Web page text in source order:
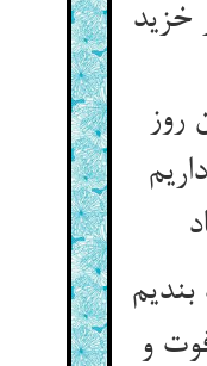
خزید
روز
و